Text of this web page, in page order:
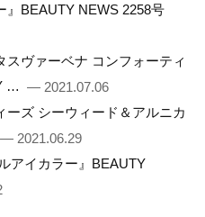
』BEAUTY NEWS 2258号
スヴァーベナ コンフォーティ
… — 2021.07.06
ーズ シーウィード＆アルニカ
— 2021.06.29
アイカラー』BEAUTY